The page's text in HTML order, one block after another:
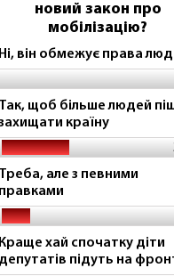
новий закон про
мобілізацію?
Ні, він обмежує права
Так, щоб більше людей
країну
Треба, але з певними
правками
Краще хай спочатку діти
депутатів підуть на